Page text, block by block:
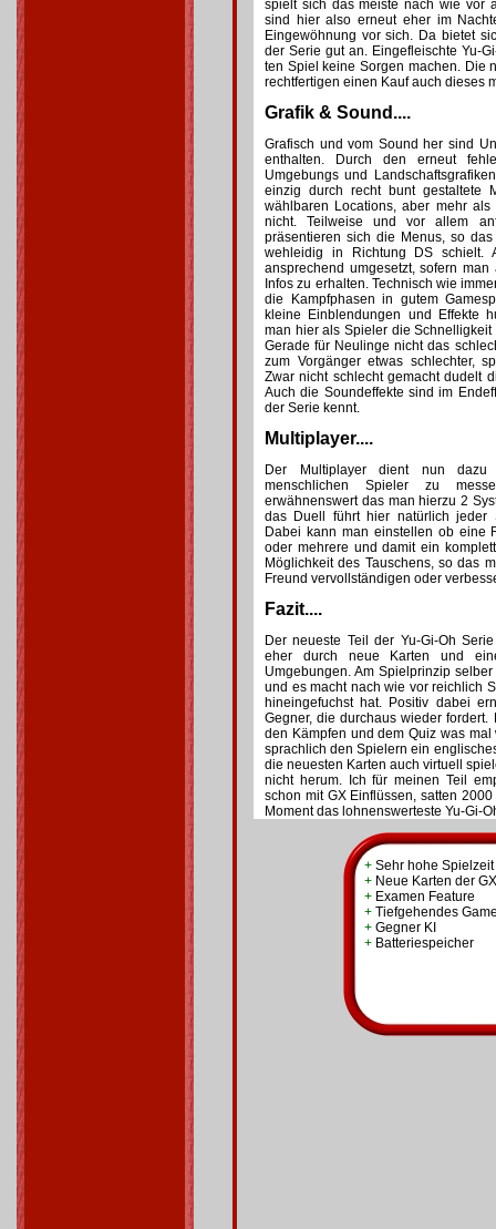
spielt sich das meiste nach wie vor
sind hier also erneut eher im
Eingewöhnung vor sich. Da bietet
der Serie gut an. Eingefleischte Yu-
ten Spiel keine Sorgen machen. Die
rechtfertigen einen Kauf auch dieses
Grafik & Sound....
Grafisch und vom Sound her sind
enthalten. Durch den erneut
Umgebungs und
einzig durch recht bunt gestaltete
wählbaren Locations, aber mehr
nicht. Teilweise und vor allem
präsentieren sich die Menus, so
wehleidig in Richtung DS schielt.
ansprechend umgesetzt, sofern
Infos zu erhalten. Technisch wie
die Kampfphasen in gutem
kleine Einblendungen und Effekte
man hier als Spieler die
Gerade für Neulinge nicht das
zum Vorgänger etwas schlechter,
Zwar nicht schlecht gemacht dudelt
Auch die Soundeffekte sind im
der Serie kennt.
Multiplayer....
Der Multiplayer dient nun
menschlichen Spieler zu
erwähnenswert das man hierzu 2
das Duell führt hier natürlich jeder
Dabei kann man einstellen ob eine
oder mehrere und damit ein
Möglichkeit des Tauschens, so das
Freund vervollständigen oder
Fazit....
Der neueste Teil der Yu-Gi-Oh
eher durch neue Karten und
Umgebungen. Am Spielprinzip
und es macht nach wie vor reichlich
hineingefuchst hat. Positiv dabei
Gegner, die durchaus wieder
den Kämpfen und dem Quiz was
sprachlich den Spielern ein
die neuesten Karten auch virtuell
nicht herum. Ich für meinen Teil
schon mit GX Einflüssen, satten
Moment das lohnenswerteste Yu-Gi-
+ Sehr hohe Spielzeit
+ Neue Karten der
+ Examen Feature
+ Tiefgehendes
+ Gegner KI
+ Batteriespeicher